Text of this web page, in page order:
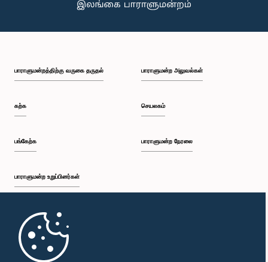
பாராளுமன்றத்திற்கு வருகை தருதல்
கற்க
பங்கேற்க
பாராளுமன்ற உறுப்பினர்கள்
முதற்பக்கம்
பாராளுமன்ற அலுவல்கள்
செயலகம்
பாராளுமன்ற நேரலை